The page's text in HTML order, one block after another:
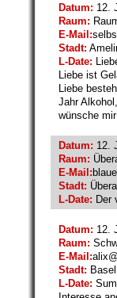
Datum: 12.
Raum:
E-Mail:
Stadt:
L-Date:
Liebe ist
Liebe
Jahr
wünsche
Datum: 12.
Raum:
E-Mail:
Stadt:
L-Date: Der
Datum: 12.
Raum:
E-Mail:alix@
Stadt: Basel
L-Date: